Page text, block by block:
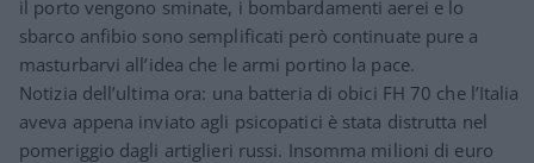
il porto vengono sminate, i bombardamenti aerei e lo
sbarco anfibio sono semplificati però continuate pure a
masturbarvi all’idea che le armi portino la pace.
Notizia dell’ultima ora: una batteria di obici FH 70 che l’Italia
aveva appena inviato agli psicopatici è stata distrutta nel
pomeriggio dagli artiglieri russi. Insomma milioni di euro